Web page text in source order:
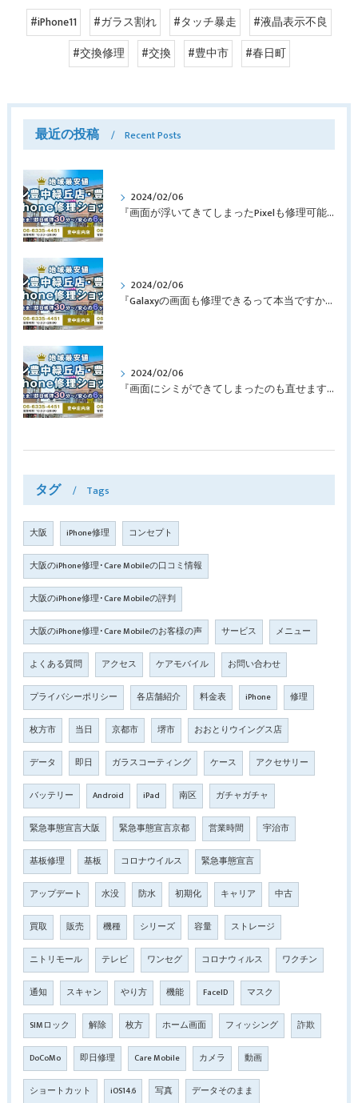
#iPhone11 #ガラス割れ #タッチ暴走
#液晶表示不良
#交換修理
#交換 #豊中市 #春日町
最近の投稿 Recent Posts
2024/02/06
『画面が浮いてきてしまったPixelも修理可能？』淀川区西三国よりバッテリー交換でご来店♪【Google Pixel5】
2024/02/06
『Galaxyの画面も修理できるって本当ですか？』豊中市服部本町より画面修理でご来店♪【Galaxy Note10+】
2024/02/06
『画面にシミができてしまったのも直せますか？』豊中市南桜塚より画面修理でご来店♪【iPhone11Pro】
タグ Tags
大阪 iPhone修理 コンセプト
大阪のiPhone修理･Care Mobileの口コミ情報
大阪のiPhone修理･Care Mobileの評判
大阪のiPhone修理･Care Mobileのお客様の声 サービス メニュー
よくある質問 アクセス ケアモバイル お問い合わせ
プライバシーポリシー 各店舗紹介 料金表 iPhone 修理
枚方市 当日 京都市 堺市 おおとりウイングス店
データ 即日 ガラスコーティング ケース アクセサリー
バッテリー Android iPad 南区 ガチャガチャ
緊急事態宣言大阪 緊急事態宣言京都 営業時間 宇治市
基板修理 基板 コロナウイルス 緊急事態宣言
アップデート 水没 防水 初期化 キャリア 中古
買取 販売 機種 シリーズ 容量 ストレージ
ニトリモール テレビ ワンセグ コロナウィルス ワクチン
通知 スキャン やり方 機能 FaceID マスク
SIMロック 解除 枚方 ホーム画面 フィッシング 詐欺
DoCoMo 即日修理 Care Mobile カメラ 動画
ショートカット iOS14.6 写真 データそのまま